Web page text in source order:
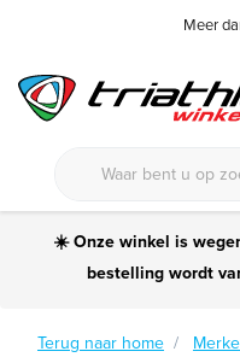
Meer
☀️ Onze winkel is
bestelling wordt
Terug naar home